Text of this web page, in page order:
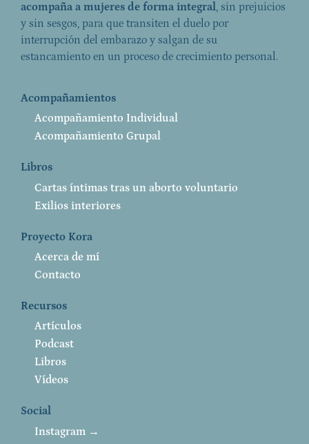
acompaña a mujeres de forma integral, sin prejuicios
y sin sesgos, para que transiten el duelo por
interrupción del embarazo y salgan de su
estancamiento en un proceso de crecimiento personal.
Acompañamientos
Acompañamiento Individual
Acompañamiento Grupal
Libros
Cartas íntimas tras un aborto voluntario
Exilios interiores
Proyecto Kora
Acerca de mí
Contacto
Recursos
Artículos
Podcast
Libros
Vídeos
Social
Instagram →